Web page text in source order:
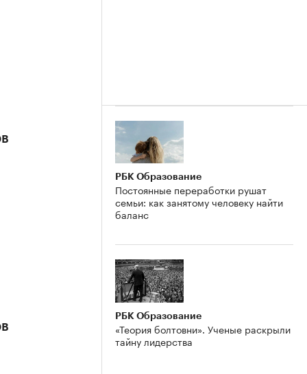
РБК Образование
Постоянные переработки рушат
семьи: как занятому человеку найти
баланс
РБК Образование
«Теория болтовни». Ученые раскрыли
тайну лидерства